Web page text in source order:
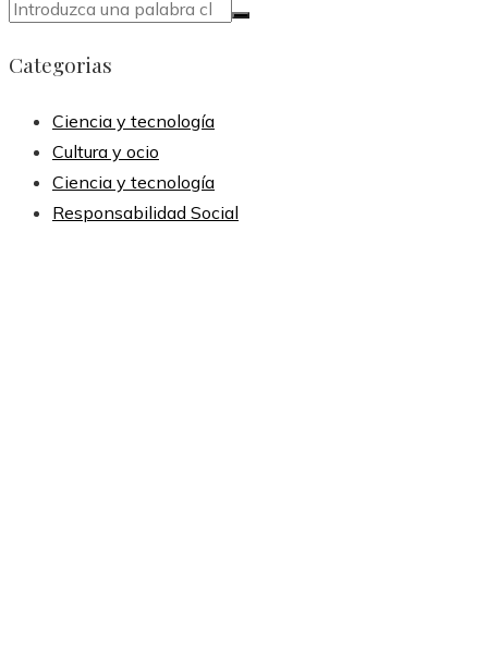
Categorias
Ciencia y tecnología
Cultura y ocio
Ciencia y tecnología
Responsabilidad Social